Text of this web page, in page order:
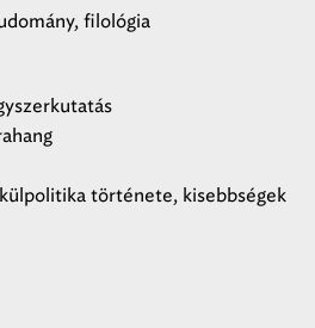
filológia
története, kisebbségek